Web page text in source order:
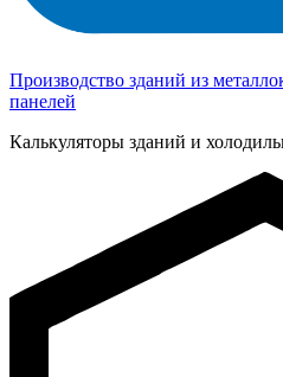
Производство зданий из
панелей
Калькуляторы зданий и